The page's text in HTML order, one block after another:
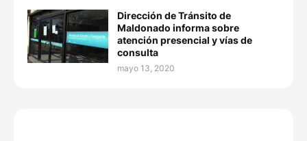
Dirección de Tránsito de
Maldonado informa sobre
atención presencial y vías de
consulta
mayo 13, 2020